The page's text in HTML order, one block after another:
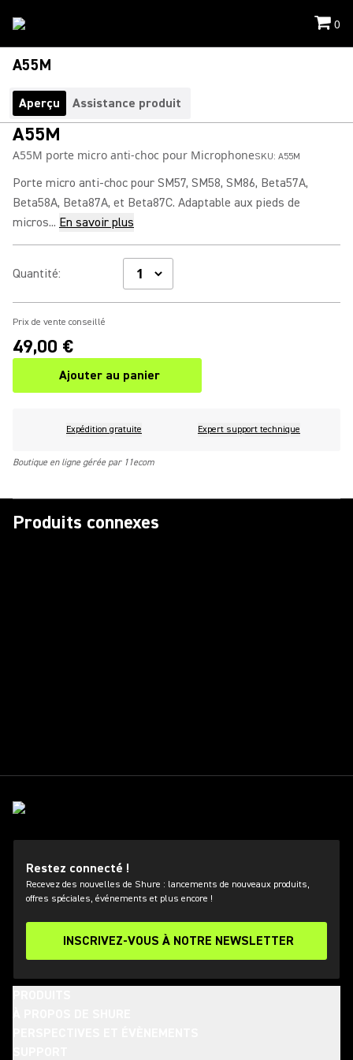
0
A55M
Aperçu Assistance produit
A55M
A55M porte micro anti-choc pour MicrophoneSKU: A55M
Porte micro anti-choc pour SM57, SM58, SM86, Beta57A,
Beta58A, Beta87A, et Beta87C. Adaptable aux pieds de
micros... En savoir plus
Quantité:
Prix de vente conseillé
49,00 €
Ajouter au panier
Expédition gratuite Expert support technique
Boutique en ligne gérée par 11ecom
Produits connexes
Restez connecté !
Recevez des nouvelles de Shure : lancements de nouveaux produits,
offres spéciales, événements et plus encore !
INSCRIVEZ-VOUS À NOTRE NEWSLETTER